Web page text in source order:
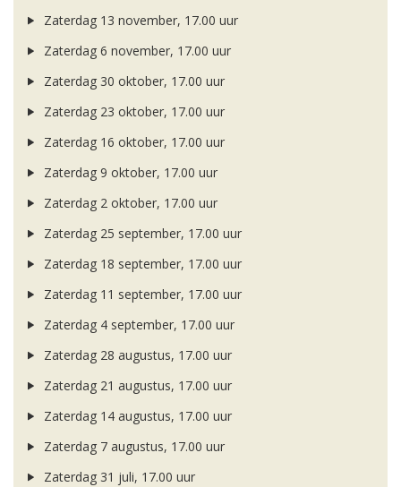
Zaterdag 13 november, 17.00 uur
Zaterdag 6 november, 17.00 uur
Zaterdag 30 oktober, 17.00 uur
Zaterdag 23 oktober, 17.00 uur
Zaterdag 16 oktober, 17.00 uur
Zaterdag 9 oktober, 17.00 uur
Zaterdag 2 oktober, 17.00 uur
Zaterdag 25 september, 17.00 uur
Zaterdag 18 september, 17.00 uur
Zaterdag 11 september, 17.00 uur
Zaterdag 4 september, 17.00 uur
Zaterdag 28 augustus, 17.00 uur
Zaterdag 21 augustus, 17.00 uur
Zaterdag 14 augustus, 17.00 uur
Zaterdag 7 augustus, 17.00 uur
Zaterdag 31 juli, 17.00 uur